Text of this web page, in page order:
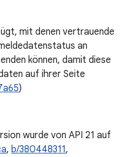
mit denen vertrauende
an
können, damit diese
auf ihrer Seite
)
wurde von API 21 auf
, b/380448311,